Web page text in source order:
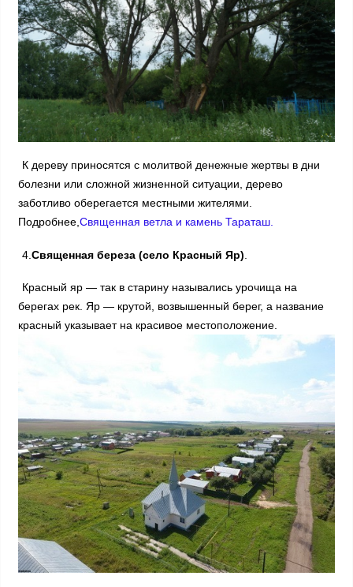
К дереву приносятся с молитвой денежные жертвы в дни
болезни или сложной жизненной ситуации, дерево
заботливо оберегается местными жителями.
Подробнее,Священная ветла и камень Тараташ.
4. Священная береза (село Красный Яр)
Красный яр — так в старину назывались урочища на
берегах рек. Яр — крутой, возвышенный берег, а название
красный указывает на красивое местоположение.